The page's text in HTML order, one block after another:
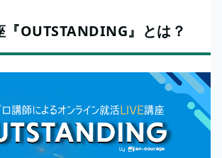
OUTSTANDING』とは？